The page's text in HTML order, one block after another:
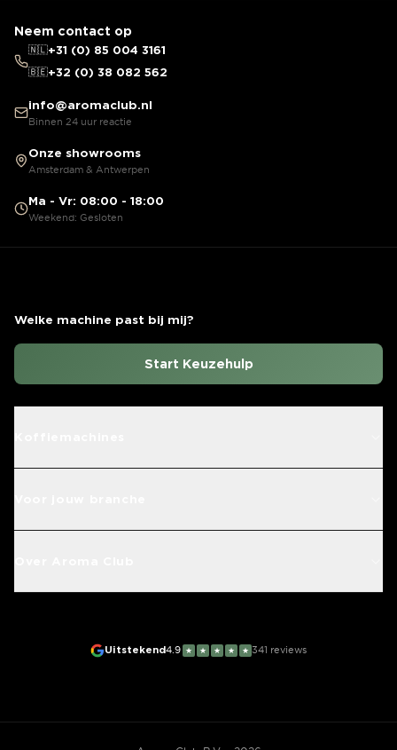
Neem contact op
🇳🇱+31 (0) 85 004 3161
🇧🇪+32 (0) 38 082 562
info@aromaclub.nl
Binnen 24 uur reactie
Onze showrooms
Amsterdam & Antwerpen
Ma - Vr: 08:00 - 18:00
Weekend: Gesloten
Welke machine past bij mij?
Start Keuzehulp
Uitstekend4.9 ★ ★ ★ ★ ★ 341 reviews